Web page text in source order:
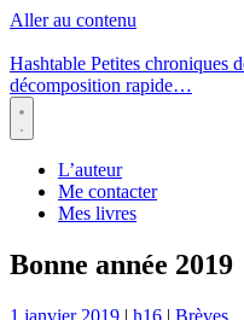
Aller au contenu
Hashtable Petites chroniques
décomposition rapide…
Menu
L’auteur
Me contacter
Mes livres
Bonne année 2019
1 janvier 2019 | h16 | Brèves